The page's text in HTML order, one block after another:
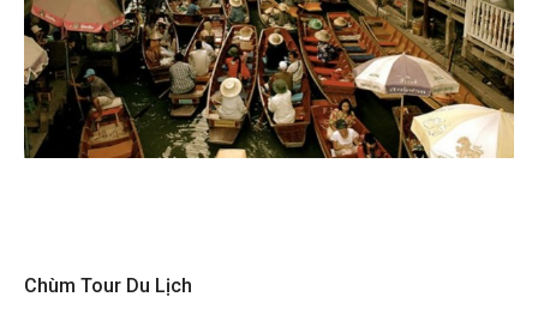
Chùm Tour Du Lịch